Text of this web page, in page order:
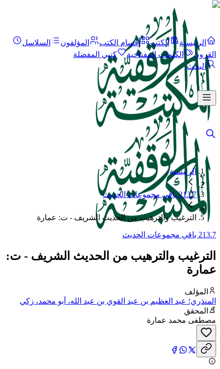
الرئيسية الكتب أقسام الكتب المؤلفون
السلاسل
القرون
الكلمات المفتاحية
كتبي المفضلة
البحث
الرئيسية
213.7 باقي مجموعات الحديث
الترغيب والترهيب من الحديث الشريف - ت: عمارة
213.7 باقي مجموعات الحديث
الترغيب والترهيب من الحديث الشريف - ت:
عمارة
المؤلف
المنذري؛ عبد العظيم بن عبد القوي بن عبد الله، أبو محمد، زكي
الدين المنذري
المحقق
مصطفى محمد عمارة